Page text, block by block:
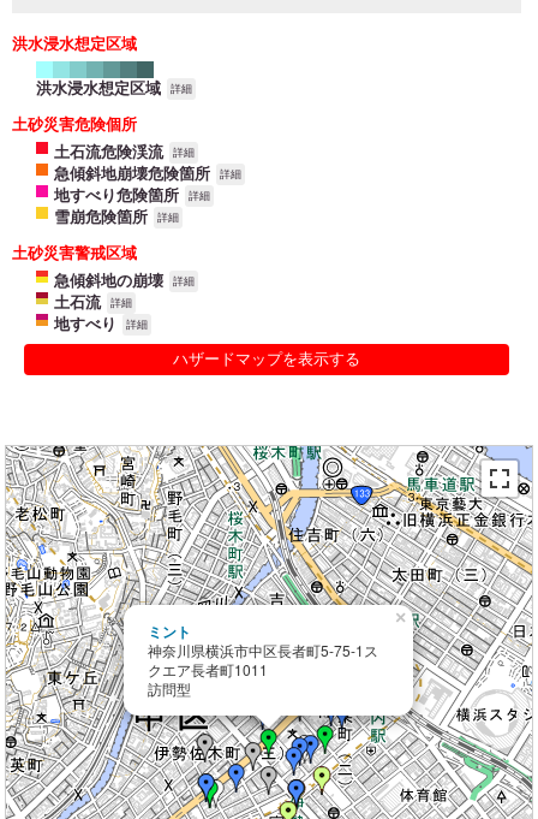
洪水浸水想定区域
洪水浸水想定区域 詳細
土砂災害危険個所
土石流危険渓流
詳細
急傾斜地崩壊危険箇所 詳細
地すべり危険箇所 詳細
雪崩危険箇所 詳細
土砂災害警戒区域
急傾斜地の崩壊
詳細
土石流 詳細
地すべり 詳細
ハザードマップを表示する
ミント
神奈川県横浜市中区長者町5-75-1ス
クエア長者町1011
訪問型
×